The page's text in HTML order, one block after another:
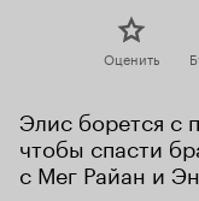
Оценить
Элис борется с
чтобы спасти
с Мег Райан и